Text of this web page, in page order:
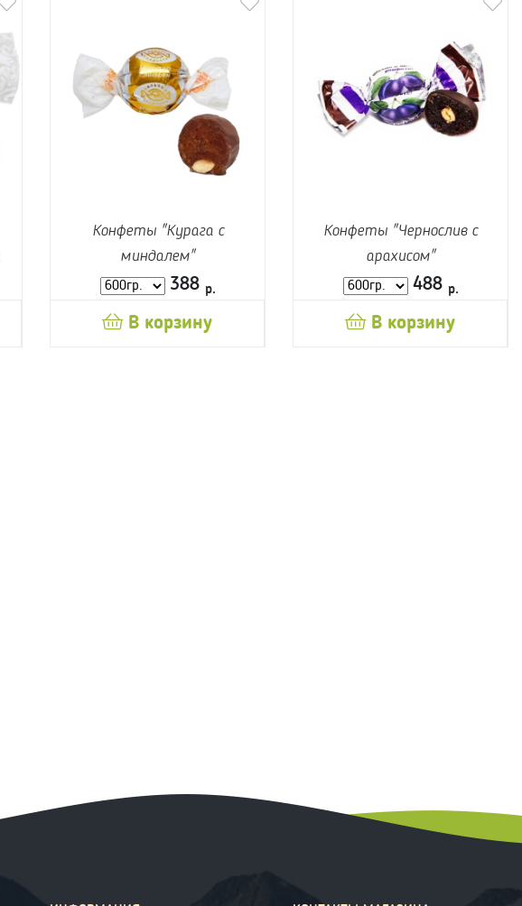
Конфеты "Курага с
миндалем"
388 р.
В корзину
Конфеты "Чернослив с
арахисом"
488 р.
В корзину